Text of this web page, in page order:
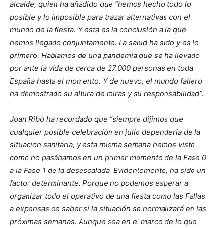
alcalde, quien ha añadido que “hemos hecho todo lo
posible y lo imposible para trazar alternativas con el
mundo de la fiesta. Y esta es la conclusión a la que
hemos llegado conjuntamente. La salud ha sido y es lo
primero. Hablamos de una pandemia que se ha llevado
por ante la vida de cerca de 27.000 personas en toda
España hasta el momento. Y de nuevo, el mundo fallero
ha demostrado su altura de miras y su responsabilidad”.
Joan Ribó ha recordado que “siempre dijimos que
cualquier posible celebración en julio dependería de la
situación sanitaria, y esta misma semana hemos visto
como no pasábamos en un primer momento de la Fase 0
a la Fase 1 de la desescalada. Evidentemente, ha sido un
factor determinante. Porque no podemos esperar a
organizar todo el operativo de una fiesta como las Fallas
a expensas de saber si la situación se normalizará en las
próximas semanas. Aunque sea en el marco de lo que